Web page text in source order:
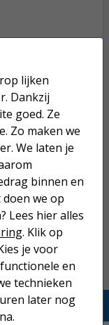
gaat in overleg
in huis.
lijken
Dankzij
goed. Ze
Zo maken we
We laten je
binnen en
we op
Lees hier alles
. Klik op
je voor
en
technieken
later nog